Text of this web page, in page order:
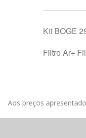
Kit BOGE
Filtro Ar+
Aos preços